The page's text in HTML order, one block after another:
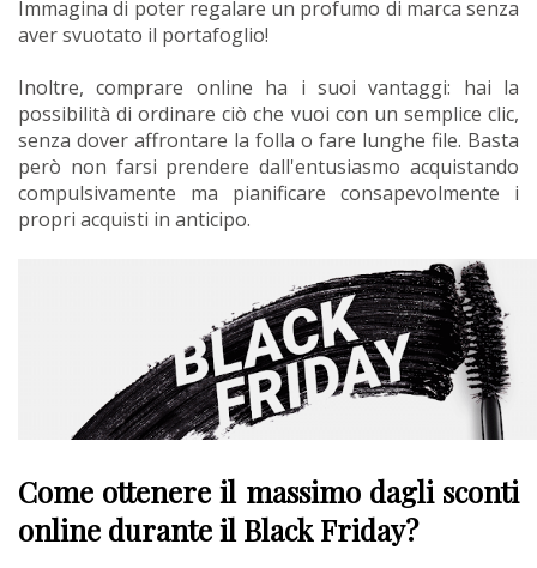
Immagina di poter regalare un profumo di marca senza
aver svuotato il portafoglio!
Inoltre, comprare online ha i suoi vantaggi: hai la
possibilità di ordinare ciò che vuoi con un semplice clic,
senza dover affrontare la folla o fare lunghe file. Basta
però non farsi prendere dall'entusiasmo acquistando
compulsivamente ma pianificare consapevolmente i
propri acquisti in anticipo.
Come ottenere il massimo dagli sconti
online durante il Black Friday?